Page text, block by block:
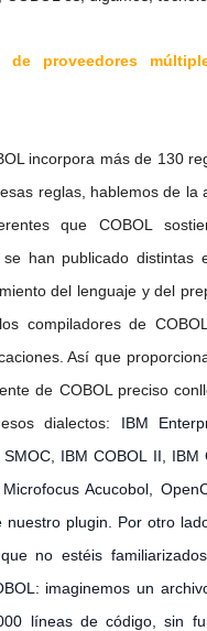
de proveedores
incorpora más de 130
reglas, hablemos de la
que COBOL
han publicado distintas
del lenguaje y del
compiladores de
Así que
de COBOL preciso
dialectos: IBM
IBM COBOL II, IBM
Acucobol,
nuestro plugin. Por otro
no estéis
imaginemos un
líneas de código, sin